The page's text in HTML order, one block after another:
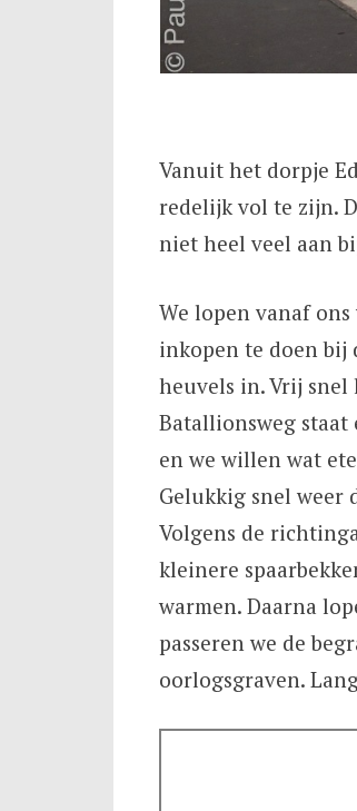
Vanuit het dorpje
redelijk vol te zijn.
niet heel veel aan
We lopen vanaf
inkopen te doen bij
heuvels in. Vrij snel
Batallionsweg
en we willen wat
Gelukkig snel weer
Volgens de
kleinere
warmen. Daarna
passeren we de
oorlogsgraven.